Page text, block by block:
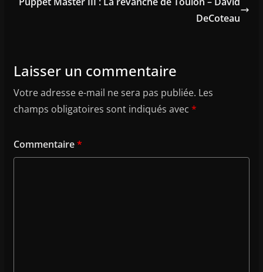
DeCoteau
Laisser un commentaire
Votre adresse e-mail ne sera pas publiée. Les
champs obligatoires sont indiqués avec *
Commentaire*